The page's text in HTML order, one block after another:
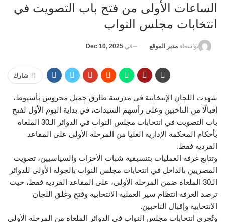
الساعات الأولى من فتح باب التصويت في
انتخابات مجلس النواب
بواسطة مدير الموقع في Dec 10, 2025
شارك
شهدت اللجان الإنتخابية في مدرسة طارق جميل محروس بأسيوط،
إقبالًا من الناخبين وعلى رأسهم السيدات، في بداية اليوم الأول لفتح
باب التصويت في انتخابات مجلس النواب في الدوائر الـ30 الملغاة
بأحكام المحكمة الإدارية العليا من المرحلة الأولى على المقاعد
الفردية فقط.
وتتابع غرفة العمليات بتنسيقية شباب الأحزاب والسياسيين، تصويت
المصريين بالداخل في انتخابات مجلس النواب بالجولة الأولى للدوائر
الـ30 الملغاة ضمن المرحلة الأولى، على المقاعد الفردية فقط، حيث
ترصد الغرفة انتظام سير العملية الانتخابية وفتح وغلق اللجان
الانتخابية وإقبال الناخبين.
وتُجرى انتخابات مجلس النواب في الدوائر الملغاة من المرحلة الأولى